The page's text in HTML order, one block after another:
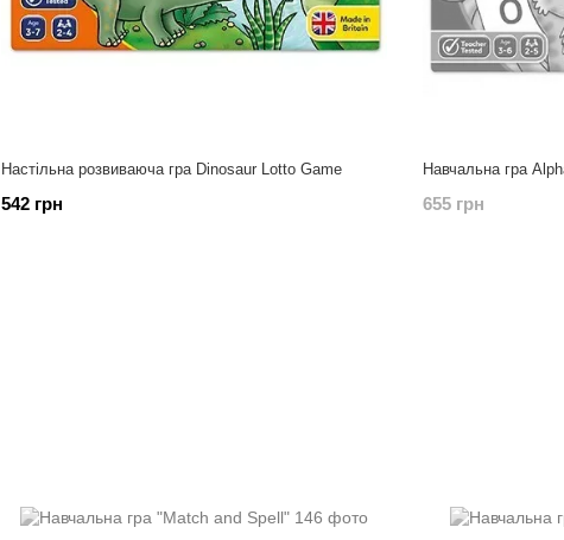
Настільна розвиваюча гра Dinosaur Lotto Game
542 грн
Навчальна гра
655 грн